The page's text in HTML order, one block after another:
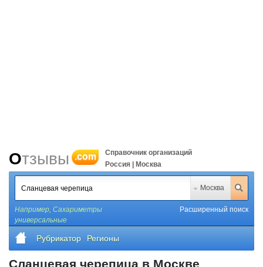
Отзывы .com
Справочник организаций
Россия | Москва
Москва
Например, Сахариметры
универсальные
Расширенный поиск
Рубрикатор Регионы
Сланцевая черепица в Москве